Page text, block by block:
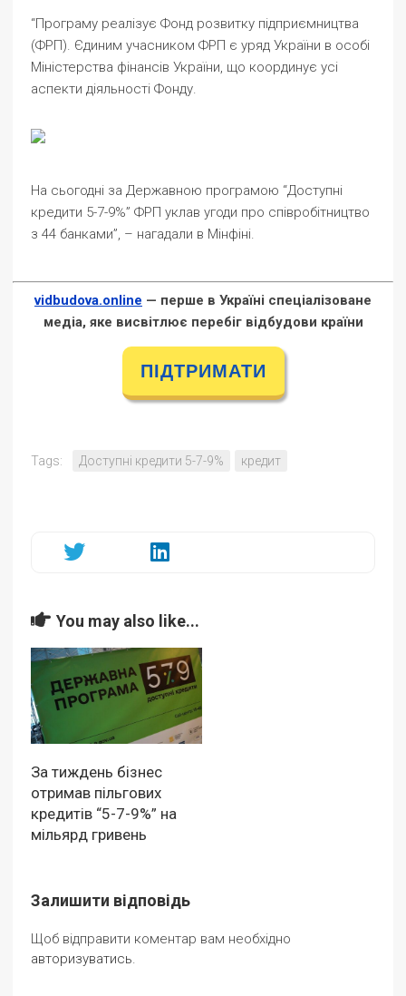
“Програму реалізує Фонд розвитку підприємництва
(ФРП). Єдиним учасником ФРП є уряд України в особі
Міністерства фінансів України, що координує усі
аспекти діяльності Фонду.
На сьогодні за Державною програмою “Доступні
кредити 5-7-9%” ФРП уклав угоди про співробітництво
з 44 банками”, – нагадали в Мінфіні.
vidbudova.online — перше в Україні спеціалізоване
медіа, яке висвітлює перебіг відбудови країни
ПІДТРИМАТИ
Tags: Доступні кредити 5-7-9% кредит
You may also like...
За тиждень бізнес
отримав пільгових
кредитів “5-7-9%” на
мільярд гривень
Залишити відповідь
Щоб відправити коментар вам необхідно
авторизуватись.